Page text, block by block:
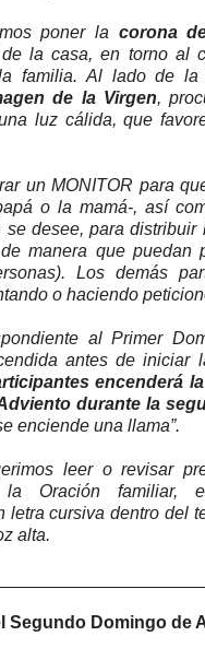
poner la corona
la casa, en torno al
familia. Al lado de la
de la Virgen,
luz cálida, que
un MONITOR para
o la mamá-, así
se desee, para distribuir
manera que puedan
Los demás
o haciendo
al Primer
antes de iniciar
encenderá
durante la
enciende una llama”.
leer o revisar
Oración familiar,
letra cursiva dentro del
alta.
Segundo Domingo de